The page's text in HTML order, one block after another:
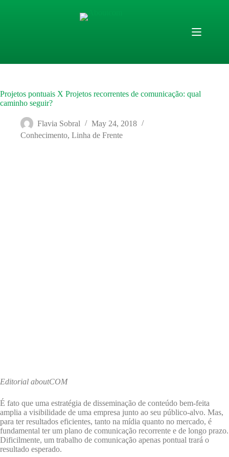
Projetos pontuais X Projetos recorrentes de comunicação: qual
caminho seguir?
Flavia Sobral
May 24, 2018
Conhecimento, Linha de Frente
Editorial aboutCOM
É fato que uma estratégia de disseminação de conteúdo bem-feita
amplia a visibilidade de uma empresa junto ao seu público-alvo. Mas,
para ter resultados eficientes, tanto na mídia quanto no mercado, é
fundamental ter um plano de comunicação recorrente e de longo prazo.
Dificilmente, um trabalho de comunicação apenas pontual trará o
resultado esperado.